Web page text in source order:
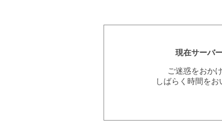
現在サーバ
ご迷惑をおか
しばらく時間を